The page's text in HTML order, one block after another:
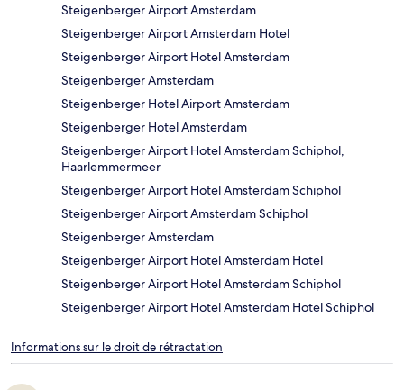
Steigenberger Airport Amsterdam
Steigenberger Airport Amsterdam Hotel
Steigenberger Airport Hotel Amsterdam
Steigenberger Amsterdam
Steigenberger Hotel Airport Amsterdam
Steigenberger Hotel Amsterdam
Steigenberger Airport Hotel Amsterdam Schiphol,
Haarlemmermeer
Steigenberger Airport Hotel Amsterdam Schiphol
Steigenberger Airport Amsterdam Schiphol
Steigenberger Amsterdam
Steigenberger Airport Hotel Amsterdam Hotel
Steigenberger Airport Hotel Amsterdam Schiphol
Steigenberger Airport Hotel Amsterdam Hotel Schiphol
Informations sur le droit de rétractation